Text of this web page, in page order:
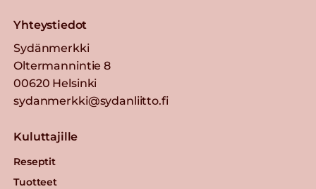
Yhteystiedot
Sydänmerkki
Oltermannintie 8
00620 Helsinki
sydanmerkki@sydanliitto.fi
Kuluttajille
Reseptit
Tuotteet